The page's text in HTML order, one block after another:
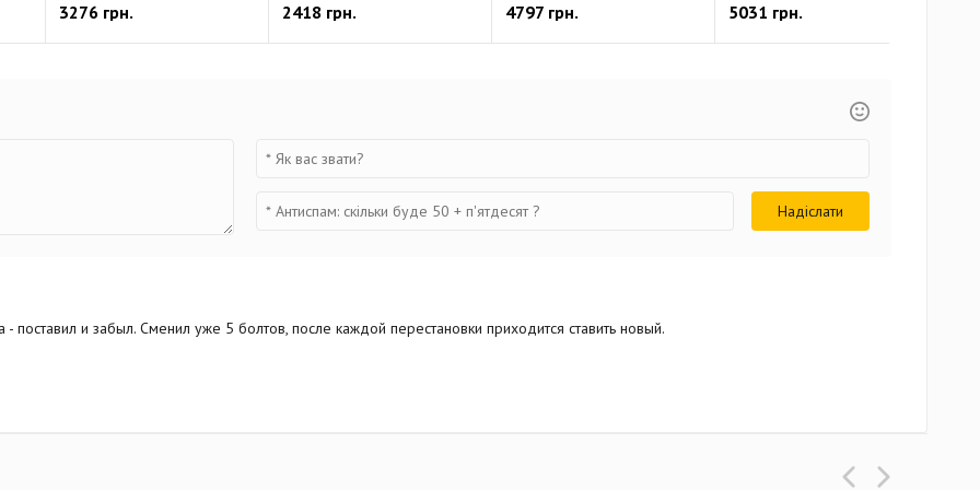
3276 грн. 2418 грн. 4797 грн. 5031 грн.
поставил и забыл. Сменил уже 5 болтов, после каждой перестановки приходится ставить новый.